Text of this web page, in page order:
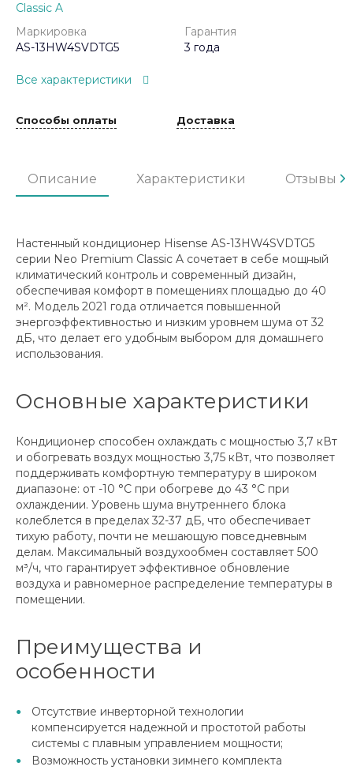
Classic A
Маркировка
AS-13HW4SVDTG5
Гарантия
3 года
Все характеристики
Способы оплаты Доставка
Описание Характеристики Отзывы
Настенный кондиционер Hisense AS-13HW4SVDTG5
серии Neo Premium Classic A сочетает в себе мощный
климатический контроль и современный дизайн,
обеспечивая комфорт в помещениях площадью до 40
м². Модель 2021 года отличается повышенной
энергоэффективностью и низким уровнем шума от 32
дБ, что делает его удобным выбором для домашнего
использования.
Основные характеристики
Кондиционер способен охлаждать с мощностью 3,7 кВт
и обогревать воздух мощностью 3,75 кВт, что позволяет
поддерживать комфортную температуру в широком
диапазоне: от -10 °C при обогреве до 43 °C при
охлаждении. Уровень шума внутреннего блока
колеблется в пределах 32-37 дБ, что обеспечивает
тихую работу, почти не мешающую повседневным
делам. Максимальный воздухообмен составляет 500
м³/ч, что гарантирует эффективное обновление
воздуха и равномерное распределение температуры в
помещении.
Преимущества и
особенности
Отсутствие инверторной технологии
компенсируется надежной и простотой работы
системы с плавным управлением мощности;
Возможность установки зимнего комплекта